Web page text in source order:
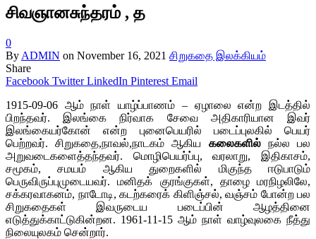
சிவஞானசுந்தரம் , த
0
By ADMIN on November 16, 2021 சிறுகதை இலக்கியம்
Share
Facebook Twitter LinkedIn Pinterest Email
1915-09-06 ஆம் நாள் யாழ்ப்பாணம் – ஏழாலை என்ற இடத்தில்
பிறந்தவர். இலங்கை நிர்வாக சேவை அதிகாரியான இவர்
இலங்கையர்கோன் என்ற புனைபெயரில் படைப்புலகில் பெயர்
பெற்றவர். சிறுகதை,நாவல்,நாடகம் ஆகிய கலைகளில்நல்ல பல
அறுவடைகளைத்தந்தவர். மொழிபெயர்ப்பு, வரலாறு, இதிகாசம்,
சமூகம், சமயம் ஆகிய துறைகளில் மிகுந்த ஈடுபாடும்
பெருவிருப்புமுடையவர். மனிதக் குரங்குகள், தாழை மரநிழலிலே,
சக்கரவாகனம், நாடோடி, கடற்கரைக் கிளிஞ்சல், வஞ்சம் போன்ற பல
சிறுகதைகள் இவருடைய படைப்பின் ஆழத்தினை
எடுத்துக்காட்டுகின்றன. 1961-11-15 ஆம் நாள் வாழ்வுலகை நீத்து
நிலையுலகம் சென்றார்.